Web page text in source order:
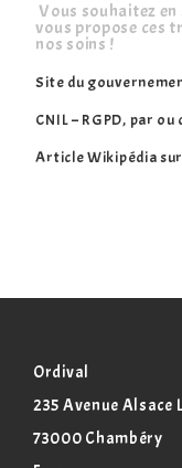
Vous souhaitez en savoir plus sur le RGPD ? Ordival
vous propose ces
nos soins !
Site du
CNIL – RGPD, par ou
Article Wikipédia sur
Ordival
235 Avenue Alsace
73000 Chambéry